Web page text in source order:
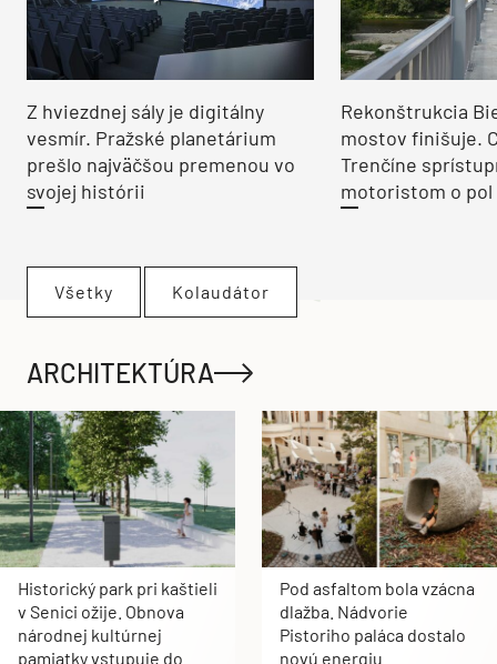
Z hviezdnej sály je digitálny
vesmír. Pražské planetárium
prešlo najväčšou premenou vo
svojej histórii
Rekonštrukcia
mostov finišuje.
Trenčíne
motoristom o pol
Všetky Kolaudátor
ARCHITEKTÚRA
Historický park pri kaštieli
v Senici ožije. Obnova
národnej kultúrnej
pamiatky vstupuje do
Pod asfaltom bola vzácna
dlažba. Nádvorie
Pistoriho paláca dostalo
novú energiu